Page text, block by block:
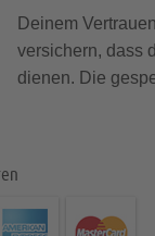
Deinem
versichern, dass
dienen. Die